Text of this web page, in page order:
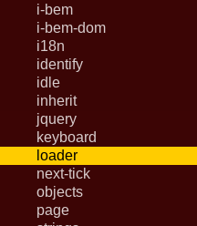
i-bem
i-bem-dom
i18n
identify
idle
inherit
jquery
keyboard
loader
next-tick
objects
page